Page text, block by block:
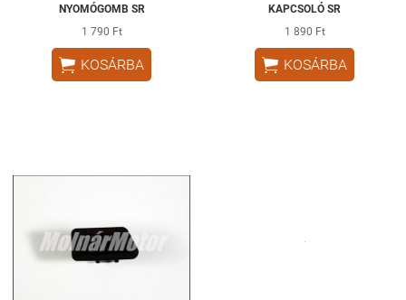
NYOMÓGOMB SR
1 790 Ft
 KOSÁRBA
KAPCSOLÓ SR
1 890 Ft
 KOSÁRBA